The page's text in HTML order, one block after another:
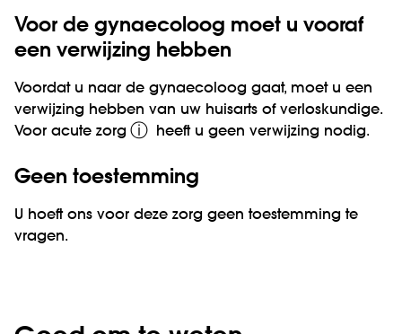
Voor de gynaecoloog moet u vooraf
een verwijzing hebben
Voordat u naar de gynaecoloog gaat, moet u een
verwijzing hebben van uw huisarts of verloskundige.
Voor acute zorg ⓘ heeft u geen verwijzing nodig.
Geen toestemming
U hoeft ons voor deze zorg geen toestemming te
vragen.